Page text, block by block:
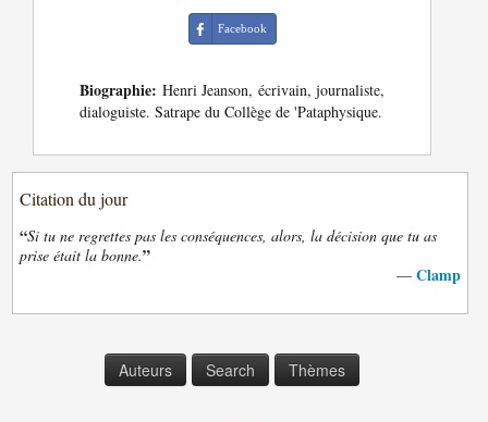
Facebook
Biographie: Henri Jeanson, écrivain, journaliste,
dialoguiste. Satrape du Collège de 'Pataphysique.
Citation du jour
“Si tu ne regrettes pas les conséquences, alors, la décision que tu as
prise était la bonne.”
— Clamp
Auteurs Search Thèmes